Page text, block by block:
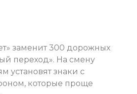
заменит 300 дорожных
переход». На смену
установят знаки с
которые проще